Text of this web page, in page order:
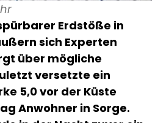
Erdstöße in
sich Experten
über mögliche
versetzte ein
5,0 vor der Küste
Anwohner in Sorge.